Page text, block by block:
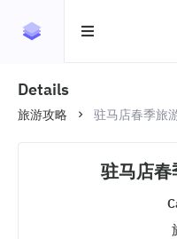
Details
旅游攻略 驻马店春季旅
驻马店